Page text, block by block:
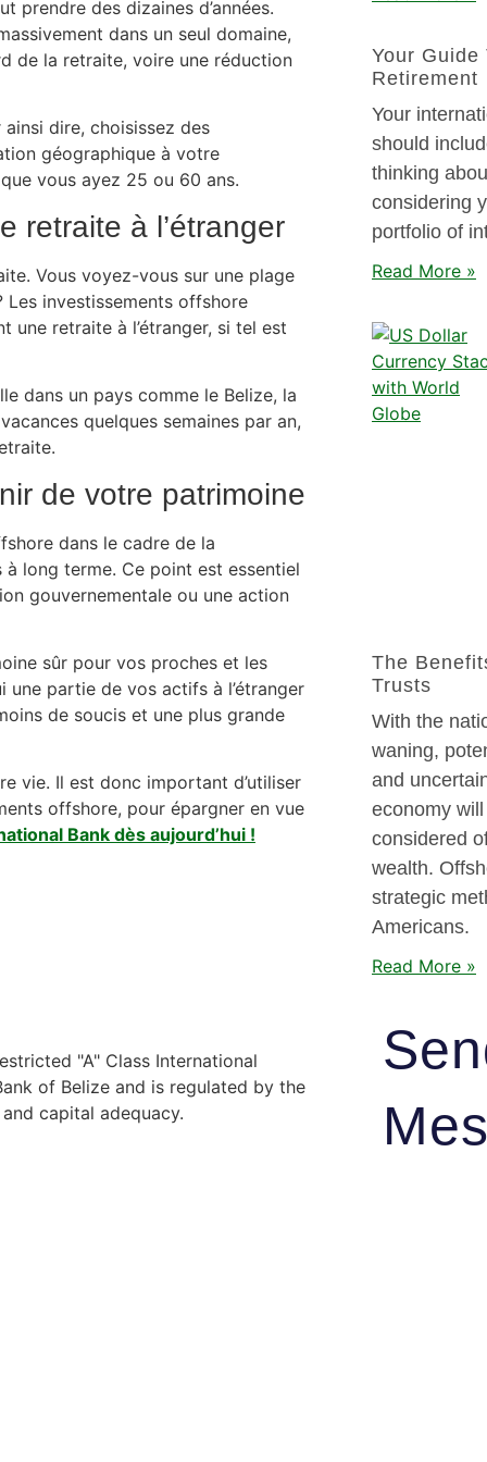
prendre des dizaines d’années.
dans un seul domaine,
de la retraite, voire une réduction
dire, choisissez des
géographique à votre
vous ayez 25 ou 60 ans.
retraite à l’étranger
Vous voyez-vous sur une plage
investissements offshore
une retraite à l’étranger, si tel est
dans un pays comme le Belize, la
quelques semaines par an,
de votre patrimoine
dans le cadre de la
long terme. Ce point est essentiel
gouvernementale ou une action
sûr pour vos proches et les
une partie de vos actifs à l’étranger
de soucis et une plus grande
vie. Il est donc important d’utiliser
offshore, pour épargner en vue
Bank dès aujourd’hui !
"A" Class International
of Belize and is regulated by the
capital adequacy.
Your
Retirement
Your
should
thinking
considering
portfolio of
Read More »
The
Trusts
With the
waning,
and
economy
considered
wealth.
strategic
Americans.
Read More »